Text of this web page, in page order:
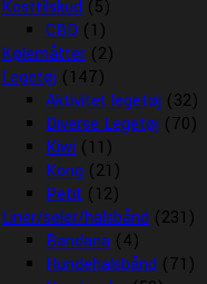
Kosttilskud (5)
CBD (1)
Kølemåtter (2)
Legetøj (147)
Aktivitet legetøj (32)
Diverse Legetøj (70)
Kiwi (11)
Kong (21)
Petit (12)
Liner/seler/halsbånd (231)
Bandana (4)
Hundehalsbånd (71)